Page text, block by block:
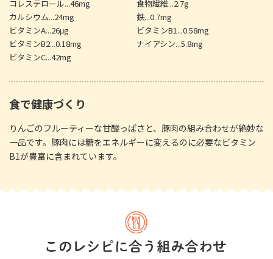
コレステロール...46mg
食物繊維...2.7g
カルシウム...24mg
鉄...0.7mg
ビタミンA...26μg
ビタミンB1...0.58mg
ビタミンB2...0.18mg
ナイアシン...5.8mg
ビタミンC...42mg
食で健康づくり
りんごのフルーティーな甘酸っぱさと、豚肉の組み合わせが絶妙な
一品です。豚肉には糖をエネルギーに変えるのに必要なビタミン
B1が豊富に含まれています。